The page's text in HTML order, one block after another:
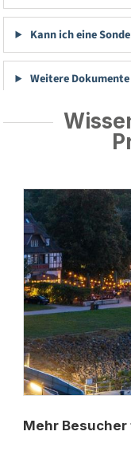
Kann ich eine
Weitere Dokumente
Mehr